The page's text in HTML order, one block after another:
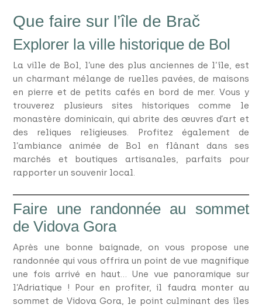
Que faire sur l’île de Brač
Explorer la ville historique de Bol
La ville de Bol, l’une des plus anciennes de l’île, est
un charmant mélange de ruelles pavées, de maisons
en pierre et de petits cafés en bord de mer. Vous y
trouverez plusieurs sites historiques comme le
monastère dominicain, qui abrite des œuvres d’art et
des reliques religieuses. Profitez également de
l’ambiance animée de Bol en flânant dans ses
marchés et boutiques artisanales, parfaits pour
rapporter un souvenir local.
Faire une randonnée au sommet
de Vidova Gora
Après une bonne baignade, on vous propose une
randonnée qui vous offrira un point de vue magnifique
une fois arrivé en haut… Une vue panoramique sur
l’Adriatique ! Pour en profiter, il faudra monter au
sommet de Vidova Gora, le point culminant des îles